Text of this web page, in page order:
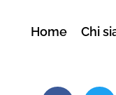
Home Chi